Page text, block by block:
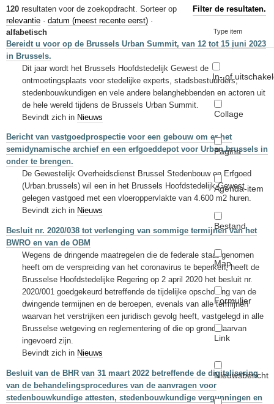
Studies en publicaties
Sleutelwoorden
Stedenbouwkundige inlichtingen
120 resultaten voor de zoekopdracht. Filter de resultaten.
Type item
In- of
Collage
Pagina
Agenda-item
Bestand
Map
Formulier
Link
Nieuwsbericht
Sorteer op
relevantie · datum (meest recente eerst) ·
alfabetisch
Bereidt u voor op de Brussels Urban Summit, van 12 tot 15 juni 2023
in Brussels.
Dit jaar wordt het Brussels Hoofdstedelijk Gewest de
ontmoetingsplaats voor stedelijke experts, stadsbestuurders,
stedenbouwkundigen en vele andere belanghebbenden en actoren uit
de hele wereld tijdens de Brussels Urban Summit.
Bevindt zich in Nieuws
Bericht van vastgoedprospectie voor een gebouw om er het
semidynamische archief en een erfgoeddepot voor Urban.brussels in
onder te brengen.
De Gewestelijk Overheidsdienst Brussel Stedenbouw en Erfgoed
(Urban.brussels) wil een in het Brussels Hoofdstedelijk Gewest
gelegen vastgoed met een vloeroppervlakte van 4.600 m2 huren.
Bevindt zich in Nieuws
Besluit nr. 2020/038 tot verlenging van sommige termijnen van het
BWRO en van de OBM
Wegens de dringende maatregelen die de federale staat genomen
heeft om de verspreiding van het coronavirus te beperken, heeft de
Brusselse Hoofdstedelijke Regering op 2 april 2020 het besluit nr.
2020/001 goedgekeurd betreffende de tijdelijke opschorting van de
dwingende termijnen en de beroepen, evenals van alle termijnen
waarvan het verstrijken een juridisch gevolg heeft, vastgelegd in alle
Brusselse wetgeving en reglementering of die op grond daarvan
ingevoerd zijn.
Bevindt zich in Nieuws
Besluit van de BHR van 31 maart 2022 betreffende de digitalisering
van de behandelingsprocedures van de aanvragen voor
stedenbouwkundige attesten, stedenbouwkundige vergunningen en